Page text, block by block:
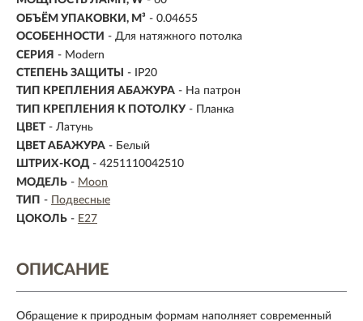
ОБЪЁМ УПАКОВКИ, М³ - 0.04655
ОСОБЕННОСТИ - Для натяжного потолка
СЕРИЯ - Modern
СТЕПЕНЬ ЗАЩИТЫ
- IP20
ТИП КРЕПЛЕНИЯ АБАЖУРА - На патрон
ТИП КРЕПЛЕНИЯ К ПОТОЛКУ - Планка
ЦВЕТ - Латунь
ЦВЕТ АБАЖУРА - Белый
ШТРИХ-КОД - 4251110042510
МОДЕЛЬ - Moon
ТИП -
Подвесные
ЦОКОЛЬ - E27
ОПИСАНИЕ
Обращение к природным формам наполняет современный